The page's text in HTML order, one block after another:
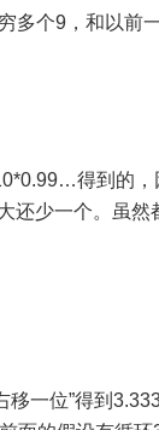
多个9，和以前
得到的
还少一个。虽然
移一位”得到